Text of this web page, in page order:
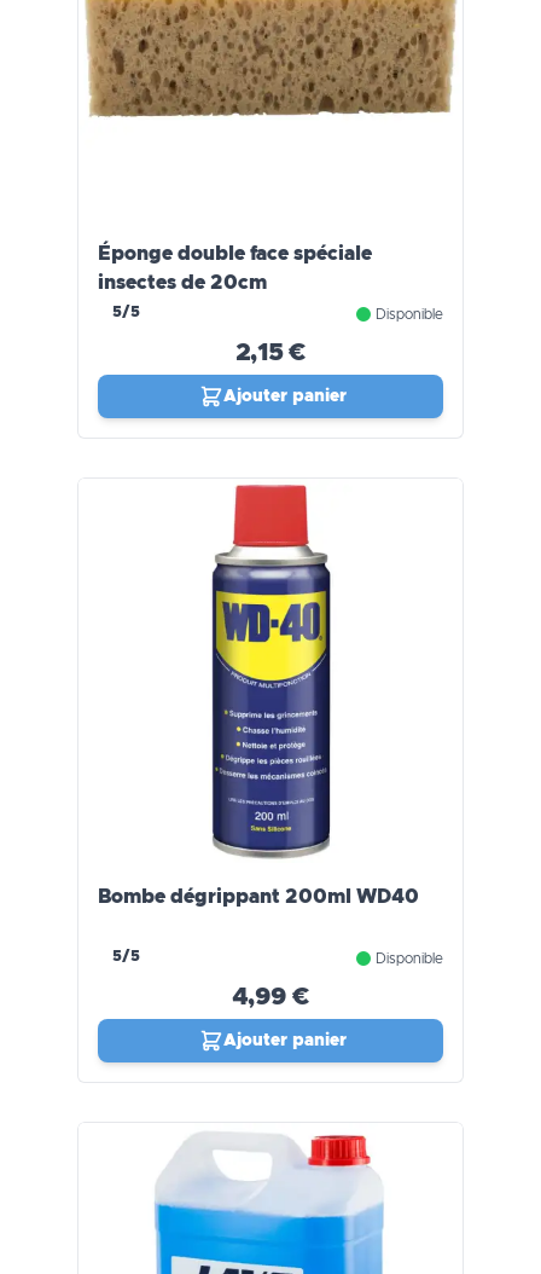
Éponge double face spéciale
insectes de 20cm
5/5 Disponible
2,15 €
Ajouter panier
Bombe dégrippant 200ml WD40
5/5 Disponible
4,99 €
Ajouter panier